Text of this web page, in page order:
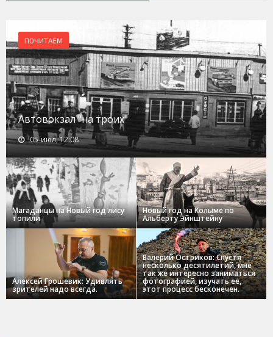
ПОЧИТАЕМ
Автовокзал "на троих"
05-июл, 12:08
Магаданцы на Новый год лису
топили
Новый год на Колыме по
Альберту Эйнштейну
Алексей Грошевик: Удивлять
зрителей надо всегда.
Валерий Остриков: Спустя
несколько десятилетий, мне
так же интересно заниматься
фотографией, изучать ее,
этот процесс бесконечен.